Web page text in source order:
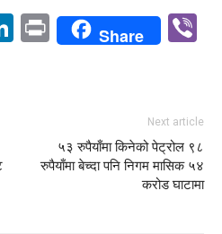
LinkedIn
PrintShare
Next article
५३ रुपैयाँमा किनेको पेट्रोल ९८
रुपैयाँमा बेच्दा पनि निगम मासिक ५४
करोड घाटामा